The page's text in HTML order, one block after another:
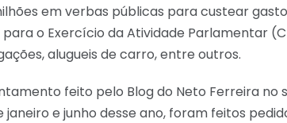
em verbas públicas para custear
o Exercício da Atividade Parlamentar
alugueis de carro, entre outros.
feito pelo Blog do Neto Ferreira no
janeiro e junho desse ano, foram feitos